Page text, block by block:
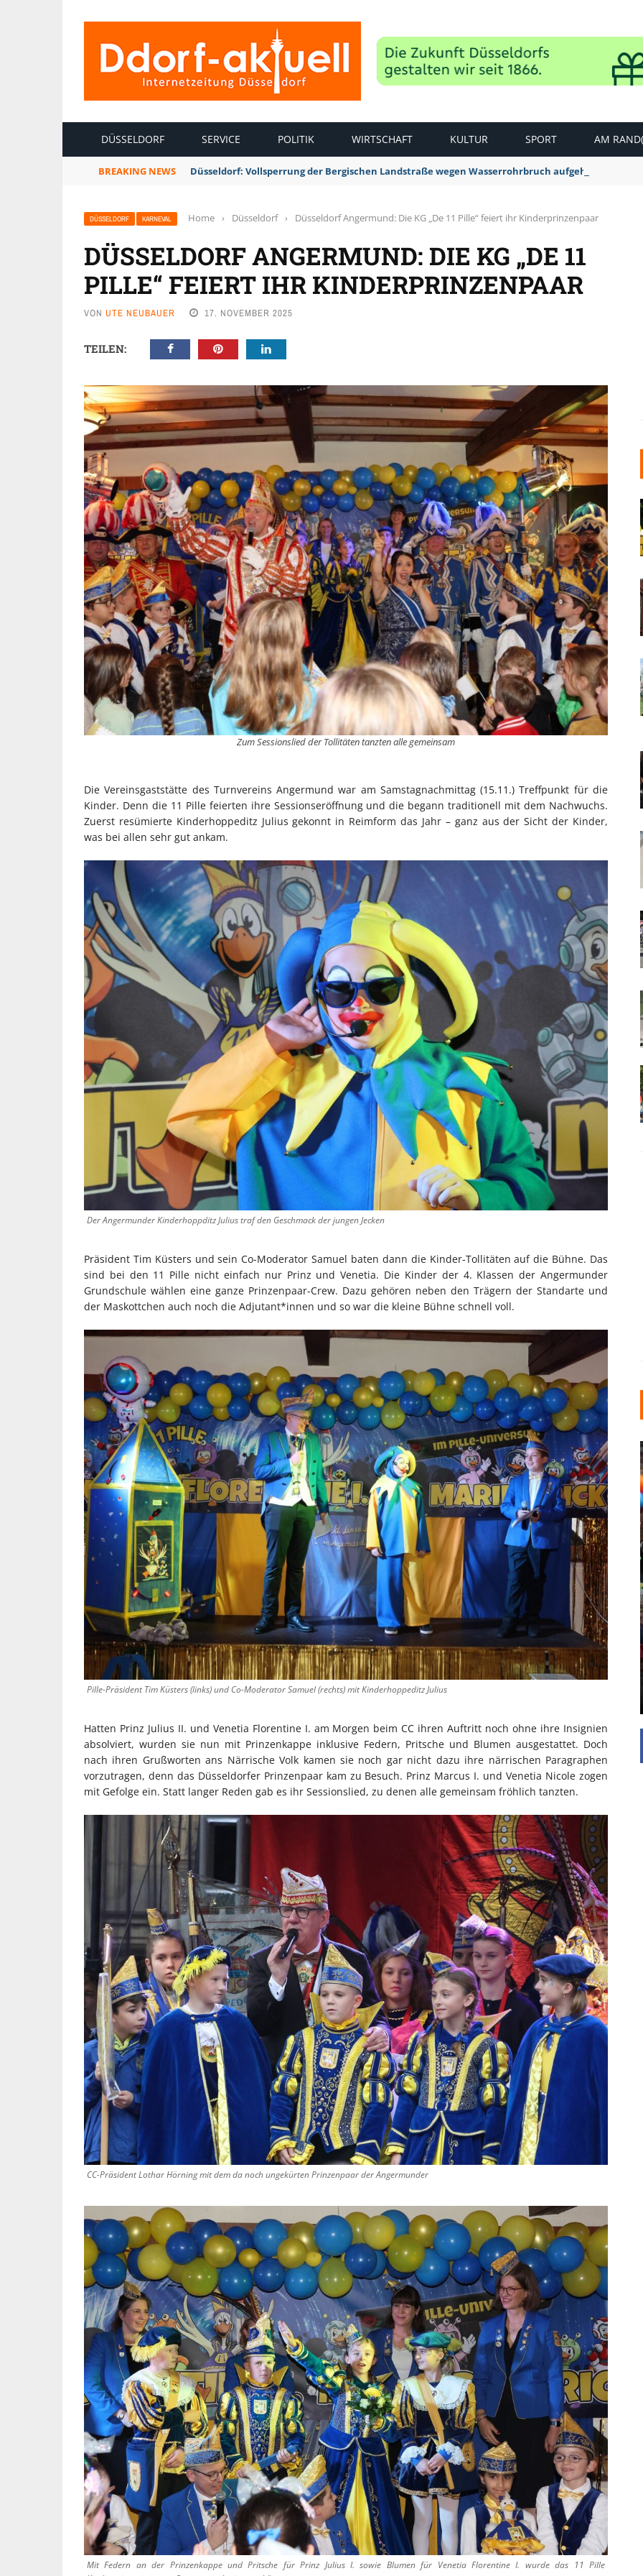
DÜSSELDORF SERVICE POLITIK WIRTSCHAFT KULTUR SPORT AM
BREAKING NEWS Düsseldorf: Vollsperrung der Bergischen Landstraße wegen Wasserrohrbruch aufgehoben
DÜSSELDORF KARNEVAL Home › Düsseldorf › Düsseldorf Angermund: Die KG „De 11 Pille“ feiert ihr Kinderprinzenpaar
DÜSSELDORF ANGERMUND: DIE KG „DE 11
PILLE“ FEIERT IHR KINDERPRINZENPAAR
VON UTE NEUBAUER 17. NOVEMBER 2025
TEILEN:
Zum Sessionslied der Tollitäten tanzten alle gemeinsam
Die Vereinsgaststätte des Turnvereins Angermund war am Samstagnachmittag (15.11.) Treffpunkt für die
Kinder. Denn die 11 Pille feierten ihre Sessionseröffnung und die begann traditionell mit dem Nachwuchs.
Zuerst resümierte Kinderhoppeditz Julius gekonnt in Reimform das Jahr – ganz aus der Sicht der Kinder,
was bei allen sehr gut ankam.
Der Angermunder Kinderhoppditz Julius traf den Geschmack der jungen Jecken
Präsident Tim Küsters und sein Co-Moderator Samuel baten dann die Kinder-Tollitäten auf die Bühne. Das
sind bei den 11 Pille nicht einfach nur Prinz und Venetia. Die Kinder der 4. Klassen der Angermunder
Grundschule wählen eine ganze Prinzenpaar-Crew. Dazu gehören neben den Trägern der Standarte und
der Maskottchen auch noch die Adjutant*innen und so war die kleine Bühne schnell voll.
Pille-Präsident Tim Küsters (links) und Co-Moderator Samuel (rechts) mit Kinderhoppeditz Julius
Hatten Prinz Julius II. und Venetia Florentine I. am Morgen beim CC ihren Auftritt noch ohne ihre Insignien
absolviert, wurden sie nun mit Prinzenkappe inklusive Federn, Pritsche und Blumen ausgestattet. Doch
nach ihren Grußworten ans Närrische Volk kamen sie noch gar nicht dazu ihre närrischen Paragraphen
vorzutragen, denn das Düsseldorfer Prinzenpaar kam zu Besuch. Prinz Marcus I. und Venetia Nicole zogen
mit Gefolge ein. Statt langer Reden gab es ihr Sessionslied, zu denen alle gemeinsam fröhlich tanzten.
CC-Präsident Lothar Hörning mit dem da noch ungekürten Prinzenpaar der Angermunder
Mit Federn an der Prinzenkappe und Pritsche für Prinz Julius I. sowie Blumen für Venetia Florentine I. wurde das 11 Pille
INDUSTRIELLER CHIC: WIE
KUNSTSTOFFFENSTER DEN
LOFT-STIL IN IHREM
EINFAMILIENHAUS
UNTERSTÜTZEN
Die Inspiration des industriellen Chics sind die
Werkshallen des Industriezeitalters. Die Basis für
diesen Stil sind große Räume, schlicht gehalten
mit rustikalen Elementen und großen
Fensterflächen. Wie so vieles wurde ...